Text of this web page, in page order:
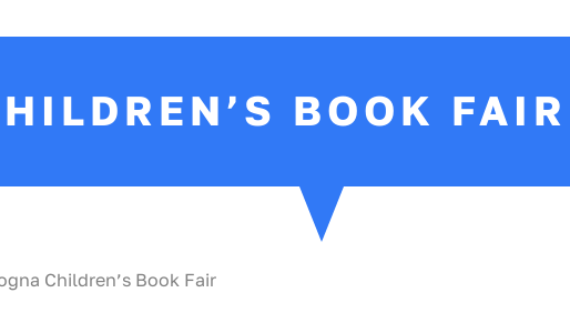
BOOK FAIR
Children’s Book Fair